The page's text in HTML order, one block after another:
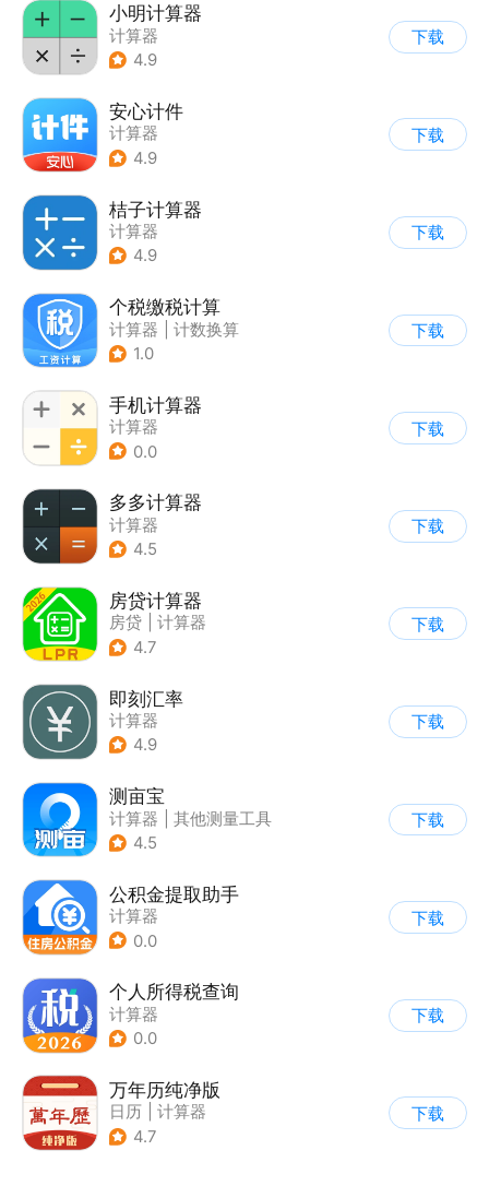
小明计算器
计算器
4.9
下载
安心计件
计算器
4.9
下载
桔子计算器
计算器
4.9
下载
个税缴税计算
计算器
计数换算
1.0
下载
手机计算器
计算器
0.0
下载
多多计算器
计算器
4.5
下载
房贷计算器
房贷
计算器
4.7
下载
即刻汇率
计算器
4.9
下载
测亩宝
计算器
其他测量工具
4.5
下载
公积金提取助手
计算器
0.0
下载
个人所得税查询
计算器
0.0
下载
万年历纯净版
日历
计算器
4.7
下载